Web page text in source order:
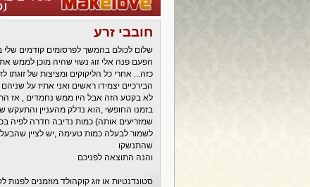
חובבי זרע
שלום לכולם בהמשך לפרסומים קודמים שלי
כזה... אחרי כל הליקוקים ומציצות של
הבירכיים יצמידו ראשים ואני אתיז על
לא בקטע הזה אבל היו ממש נחמדים , אז
בזמנו החופשי ,הוא נדלק מהעניין
שמזריעים אותה) כמות נדיבה חדרה לפיה
לשמור לבעלה כמות טעימה ,יש לציין
שהתנשקו
והנה התוצאה לפניכם
סטונדנטיות או זוג קוקהולד מוזמנים